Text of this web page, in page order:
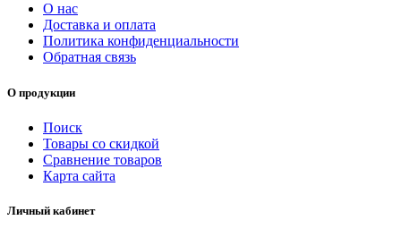
О нас
Доставка и оплата
Политика конфиденциальности
Обратная связь
О продукции
Поиск
Товары со скидкой
Сравнение товаров
Карта сайта
Личный кабинет